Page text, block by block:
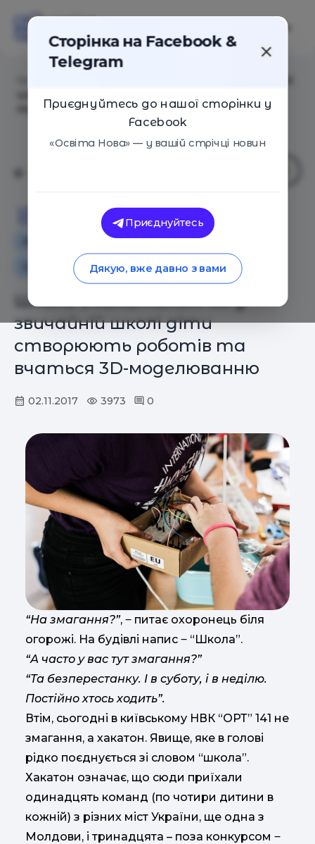
моделюванню
Освіта Нова
Освіта в Україні
Оглядові статті
Школа з хакатоном. Як у
звичайній школі діти
створюють роботів та
вчаться 3D-моделюванню
02.11.2017 3973 0
“На змагання?”, ‒ питає охоронець біля
огорожі. На будівлі напис ‒ “Школа”.
“А часто у вас тут змагання?”
“Та безперестанку. І в суботу, і в неділю.
Постійно хтось ходить”.
Втім, сьогодні в київському НВК “ОРТ” 141 не
змагання, а хакатон. Явище, яке в голові
рідко поєднується зі словом “школа”.
Хакатон означає, що сюди приїхали
одинадцять команд (по чотири дитини в
кожній) з різних міст України, ще одна з
Молдови, і тринадцята – поза конкурсом ‒
Сторінка на Facebook &
Telegram
Приєднуйтесь до нашої сторінки у
Facebook
«Освіта Нова» — у вашій стрічці новин
Приєднуйтесь
Дякую, вже давно з вами